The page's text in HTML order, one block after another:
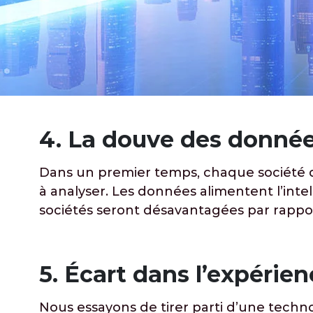
4. La douve des
Dans un premier temps, chaque société
à analyser. Les données alimentent
sociétés seront désavantagées par
5. Écart dans
Nous essayons de tirer parti d’une